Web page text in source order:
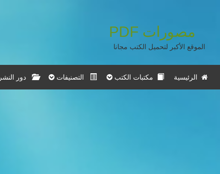
مصورات PDF
الموقع الأكبر لتحميل الكتب مجانا
الرئيسية مكتبات الكتب التصنيفات دور النشر